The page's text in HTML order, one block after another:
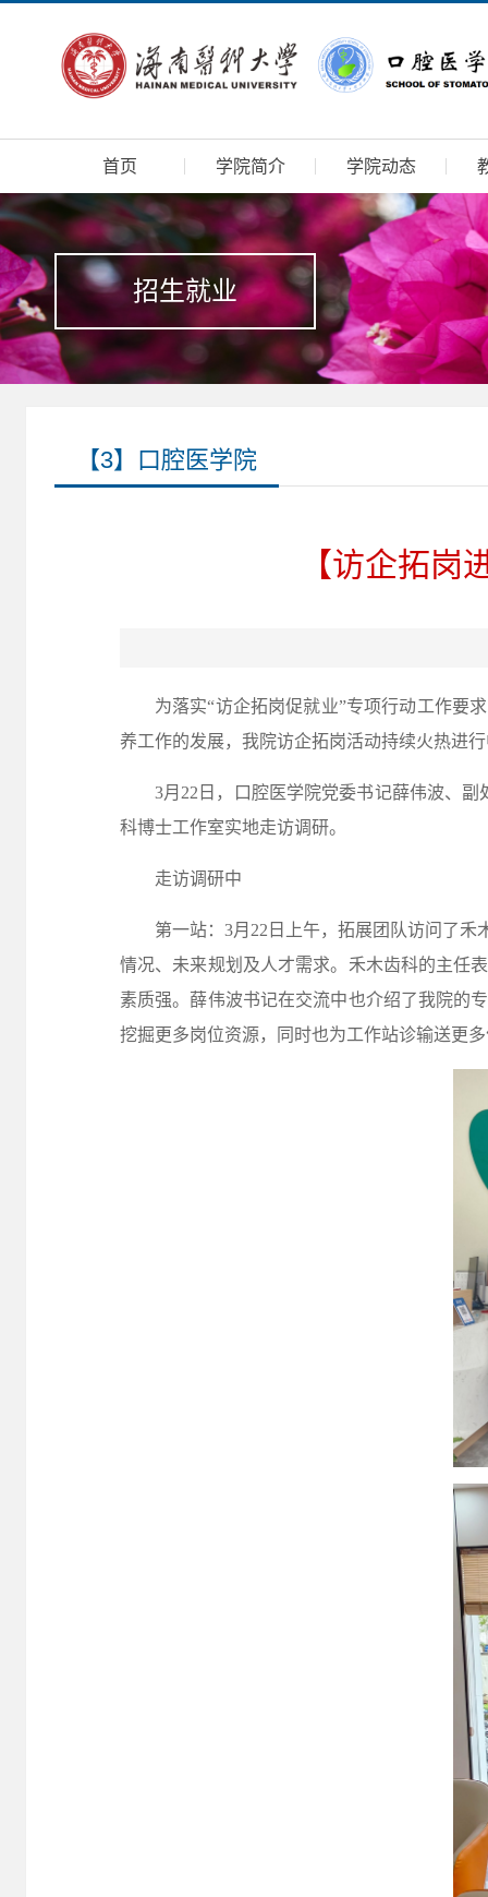
首页 学院简介 学院动态
招生就业
【3】口腔医学院
【访企拓岗
为落实“访企拓岗促就业”专项行动工作要
养工作的发展，我院访企拓岗活动持续火热进
3月22日，口腔医学院党委书记薛伟波、
科博士工作室实地走访调研。
走访调研中
第一站： 3月22日上午，拓展团队访问了
情况、未来规划及人才需求。禾木齿科的主任
素质强。薛伟波书记在交流中也介绍了我院的
挖掘更多岗位资源，同时也为工作站诊输送更